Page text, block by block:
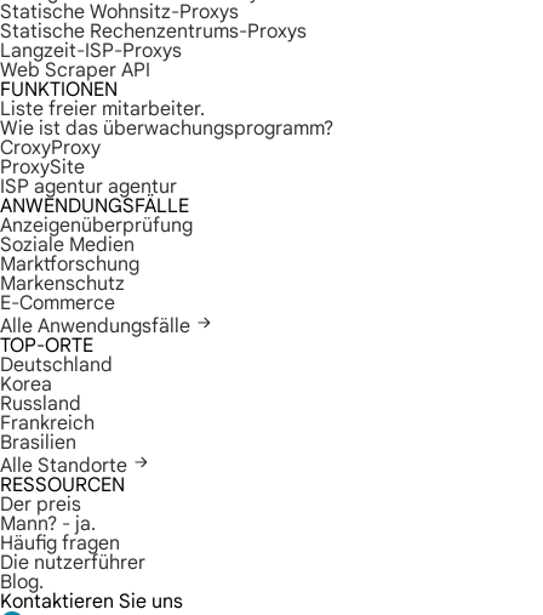
Statische Wohnsitz-Proxys
Statische Rechenzentrums-Proxys
Langzeit-ISP-Proxys
Web Scraper API
FUNKTIONEN
Liste freier mitarbeiter.
Wie ist das überwachungsprogramm?
CroxyProxy
ProxySite
ISP agentur agentur
ANWENDUNGSFÄLLE
Anzeigenüberprüfung
Soziale Medien
Marktforschung
Markenschutz
E-Commerce
Alle Anwendungsfälle
TOP-ORTE
Deutschland
Korea
Russland
Frankreich
Brasilien
Alle Standorte
RESSOURCEN
Der preis
Mann? - ja.
Häufig fragen
Die nutzerführer
Blog.
Kontaktieren Sie uns